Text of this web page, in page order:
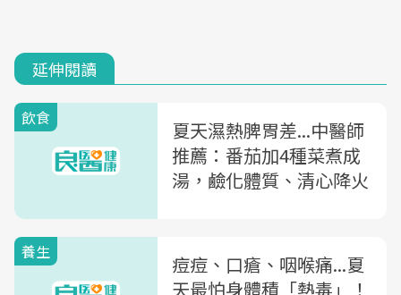
延伸閱讀
飲食
夏天濕熱脾胃差...中醫師
推薦：番茄加4種菜煮成
湯，鹼化體質、清心降火
養生
痘痘、口瘡、咽喉痛...夏
天最怕身體積「熱毒」！